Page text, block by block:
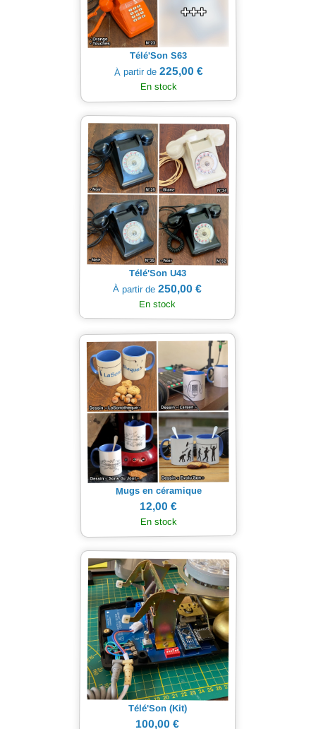
Télé'Son S63
À partir de 225,00 €
En stock
Télé'Son U43
À partir de250,00 €
En stock
Mugs en céramique
12,00 €
En stock
Télé'Son (Kit)
100,00 €